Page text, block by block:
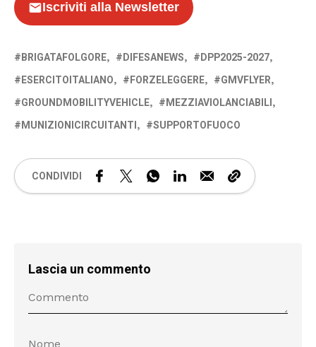
Iscriviti alla Newsletter
BRIGATAFOLGORE DIFESANEWS
DPP2025-2027
ESERCITOITALIANO
FORZELEGGERE
GMVFLYER
GROUNDMOBILITYVEHICLE
MEZZIAVIOLANCIABILI
MUNIZIONICIRCUITANTI
SUPPORTOFUOCO
CONDIVIDI
Lascia un commento